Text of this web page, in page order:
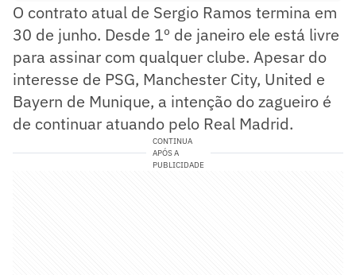
O contrato atual de Sergio Ramos termina em
30 de junho. Desde 1º de janeiro ele está livre
para assinar com qualquer clube. Apesar do
interesse de PSG, Manchester City, United e
Bayern de Munique, a intenção do zagueiro é
de continuar atuando pelo Real Madrid.
CONTINUA
APÓS A
PUBLICIDADE